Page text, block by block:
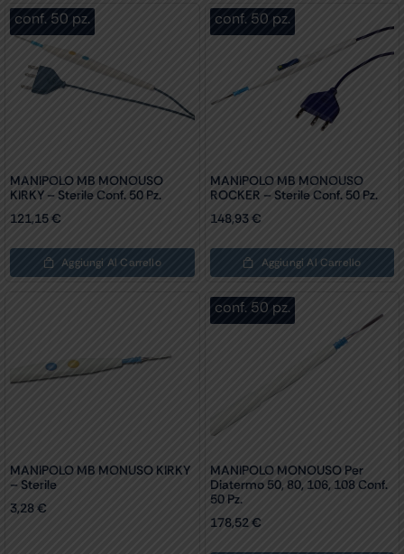
conf. 50 pz.
MANIPOLO MB MONOUSO
KIRKY – Sterile Conf. 50 Pz.
121,15€
Aggiungi Al Carrello
conf. 50 pz.
MANIPOLO MB MONOUSO
ROCKER – Sterile Conf. 50 Pz.
148,93€
Aggiungi Al Carrello
MANIPOLO MB MONUSO KIRKY
– Sterile
3,28€
conf. 50 pz.
MANIPOLO MONOUSO Per
Diatermo 50, 80, 106, 108 Conf.
50 Pz.
178,52 €